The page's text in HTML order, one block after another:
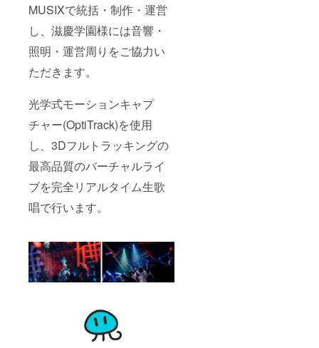
MUSIXで統括・制作・運営
し、滋慶学園様には音響・
照明・運営周りをご協力い
ただきます。
光学式モーションキャプ
チャー(OptiTrack)を使用
し、3Dフルトラッキングの
最高品質のバーチャルライ
ブを完全リアルタイム生歌
唱で行います。